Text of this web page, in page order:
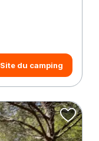
Site du camping